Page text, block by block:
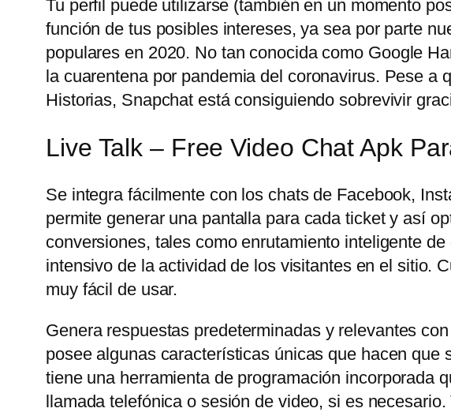
Tu perfil puede utilizarse (también en un momento
función de tus posibles intereses, ya sea por parte
populares en 2020. No tan conocida como Google
la cuarentena por pandemia del coronavirus. Pese
Historias, Snapchat está consiguiendo sobrevivir
Live Talk – Free Video Chat Apk
Se integra fácilmente con los chats de Facebook,
permite generar una pantalla para cada ticket y así
conversiones, tales como enrutamiento inteligente
intensivo de la actividad de los visitantes en el sitio.
muy fácil de usar.
Genera respuestas predeterminadas y relevantes
posee algunas características únicas que hacen
tiene una herramienta de programación incorporada
llamada telefónica o sesión de video, si es